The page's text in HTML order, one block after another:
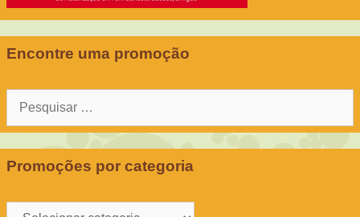
Encontre uma promoção
Pesquisar
Promoções por categoria
Promoções